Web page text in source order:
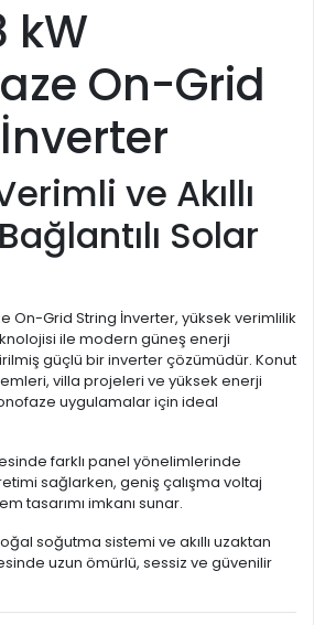
kW
On-Grid
ve Akıllı
Solar
On-Grid String İnverter, yüksek verimlilik
ile modern güneş enerji
güçlü bir inverter çözümüdür. Konut
villa projeleri ve yüksek enerji
uygulamalar için ideal
farklı panel yönelimlerinde
sağlarken, geniş çalışma voltaj
tasarımı imkanı sunar.
soğutma sistemi ve akıllı uzaktan
uzun ömürlü, sessiz ve güvenilir